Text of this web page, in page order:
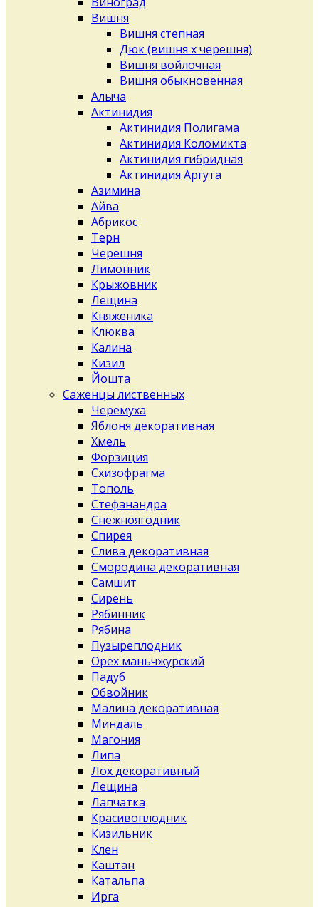
Вишня
Вишня степная
Дюк (вишня х черешня)
Вишня войлочная
Вишня обыкновенная
Алыча
Актинидия
Актинидия Полигама
Актинидия Коломикта
Актинидия гибридная
Актинидия Аргута
Азимина
Айва
Абрикос
Терн
Черешня
Лимонник
Крыжовник
Лещина
Княженика
Клюква
Калина
Кизил
Йошта
Саженцы лиственных
Черемуха
Яблоня декоративная
Хмель
Форзиция
Схизофрагма
Тополь
Стефанандра
Снежноягодник
Спирея
Слива декоративная
Смородина декоративная
Самшит
Сирень
Рябинник
Рябина
Пузыреплодник
Орех маньчжурский
Падуб
Обвойник
Малина декоративная
Миндаль
Магония
Липа
Лох декоративный
Лещина
Лапчатка
Красивоплодник
Кизильник
Клен
Каштан
Катальпа
Ирга